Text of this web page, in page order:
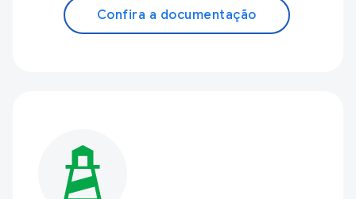
Confira a documentação